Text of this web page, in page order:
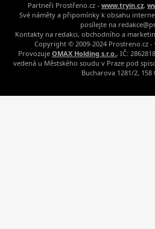
Partneři Prostřeno.cz - www.tryin.cz,
Své náměty a připomínky k obsahu
posílejte na
Kontakty na redakci, obchodního a
Copyright © 2009-2024 Prostreno.cz -
Provozuje OMAX Holding s.r.o., IČ:
vedená u Městského soudu v Praze pod
Bucharova 1281/2, 158